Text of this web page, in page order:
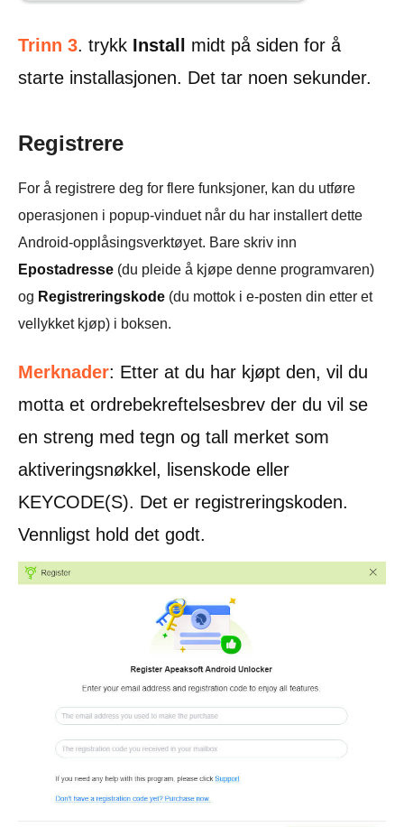
Trinn 3. trykk Install
midt på siden for å
starte installasjonen. Det tar noen sekunder.
Registrere
For å registrere deg for flere funksjoner, kan du utføre
operasjonen i popup-vinduet når du har installert dette
Android-opplåsingsverktøyet. Bare skriv inn
Epostadresse (du pleide å kjøpe denne programvaren)
og Registreringskode (du mottok i e-posten din etter et
vellykket kjøp) i boksen.
Merknader: Etter at du har kjøpt den, vil du
motta et ordrebekreftelsesbrev der du vil se
en streng med tegn og tall merket som
aktiveringsnøkkel, lisenskode eller
KEYCODE(S). Det er registreringskoden.
Vennligst hold det godt.